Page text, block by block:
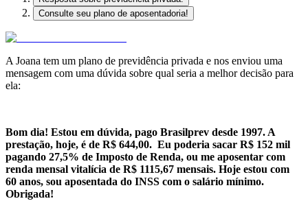
Consulte seu plano de aposentadoria!
A Joana tem um plano de previdência privada e nos enviou uma
mensagem com uma dúvida sobre qual seria a melhor decisão para
ela:
Bom dia! Estou em dúvida, pago Brasilprev desde 1997. A
prestação, hoje, é de R$ 644,00. Eu poderia sacar R$ 152 mil
pagando 27,5% de Imposto de Renda, ou me aposentar com
renda mensal vitalícia de R$ 1115,67 mensais. Hoje estou com
60 anos, sou aposentada do INSS com o salário mínimo.
Obrigada!